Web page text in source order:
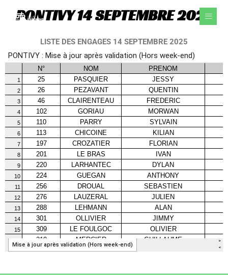
PONTIVY 14 SEPTEMBRE 2025
LISTE DES ENGAGES 14 SEPTEMBRE 2025